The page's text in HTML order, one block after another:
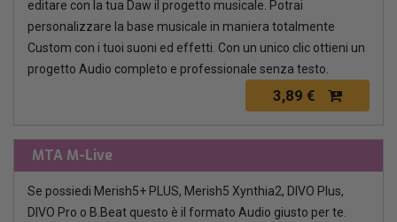
editare con la tua Daw il progetto musicale. Potrai
personalizzare la base musicale in maniera totalmente
Custom con i tuoi suoni ed effetti. Con un unico clic ottieni un
progetto Audio completo e professionale senza testo.
3,89 €
MTA M-Live
Se possiedi Merish5+ PLUS, Merish5 Xynthia2, DIVO Plus,
DIVO Pro o B.Beat questo è il formato Audio giusto per te.